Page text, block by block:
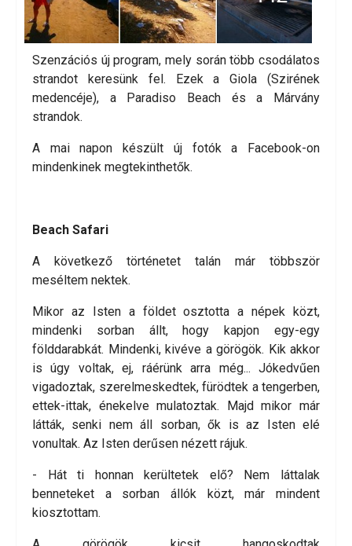
Szenzációs új program, mely során több csodálatos
strandot keresünk fel. Ezek a Giola (Szirének
medencéje), a Paradiso Beach és a Márvány
strandok.
A mai napon készült új fotók a Facebook-on
mindenkinek megtekinthetők.
Beach Safari
A következő történetet talán már többször
meséltem nektek.
Mikor az Isten a földet osztotta a népek közt,
mindenki sorban állt, hogy kapjon egy-egy
földdarabkát. Mindenki, kivéve a görögök. Kik akkor
is úgy voltak, ej, ráérünk arra még... Jókedvűen
vigadoztak, szerelmeskedtek, fürödtek a tengerben,
ettek-ittak, énekelve mulatoztak. Majd mikor már
látták, senki nem áll sorban, ők is az Isten elé
vonultak. Az Isten derűsen nézett rájuk.
- Hát ti honnan kerültetek elő? Nem láttalak
benneteket a sorban állók közt, már mindent
kiosztottam.